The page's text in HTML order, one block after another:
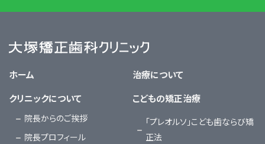
ホーム
クリニックについて
院長からのご挨拶
院長プロフィール
治療について
こどもの矯正治療
「プレオルソ」こども歯ならび矯
正法